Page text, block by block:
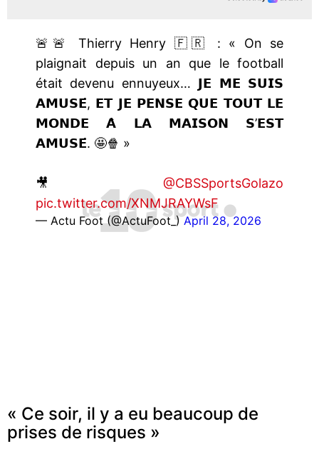
🚨🚨 Thierry Henry 🇫🇷 : « On se
plaignait depuis un an que le football
était devenu ennuyeux… 𝗝𝗘 𝗠𝗘 𝗦𝗨𝗜𝗦
𝗔𝗠𝗨𝗦𝗘́, 𝗘𝗧 𝗝𝗘 𝗣𝗘𝗡𝗦𝗘 𝗤𝗨𝗘 𝗧𝗢𝗨𝗧 𝗟𝗘
𝗠𝗢𝗡𝗗𝗘 𝗔̀ 𝗟𝗔 𝗠𝗔𝗜𝗦𝗢𝗡 𝗦’𝗘𝗦𝗧
𝗔𝗠𝗨𝗦𝗘́. 🤩🍿 »
🎥 @CBSSportsGolazo
pic.twitter.com/XNMJRAYWsF
— Actu Foot (@ActuFoot_)April 28, 2026
« Ce soir, il y a eu beaucoup de
prises de risques »